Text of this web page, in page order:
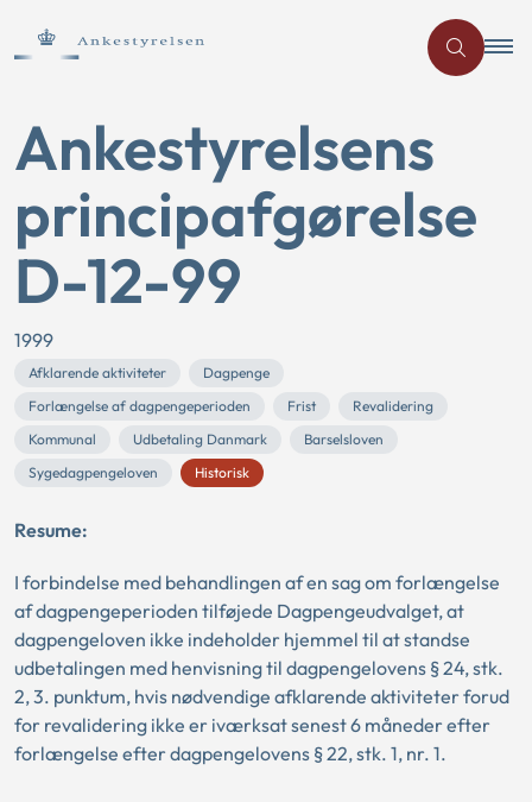
Ankestyrelsens
principafgørelse
D-12-99
1999
Afklarende aktiviteter
Dagpenge
Forlængelse af dagpengeperioden
Frist
Revalidering
Kommunal
Udbetaling Danmark
Barselsloven
Sygedagpengeloven
Historisk
Resume:
I forbindelse med behandlingen af en sag om forlængelse
af dagpengeperioden tilføjede Dagpengeudvalget, at
dagpengeloven ikke indeholder hjemmel til at standse
udbetalingen med henvisning til dagpengelovens § 24, stk.
2, 3. punktum, hvis nødvendige afklarende aktiviteter forud
for revalidering ikke er iværksat senest 6 måneder efter
forlængelse efter dagpengelovens § 22, stk. 1, nr. 1.